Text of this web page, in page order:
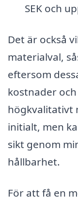
SEK och
Det är också
materialval,
eftersom
kostnader
högkvalitativt
initialt, men
sikt genom
hållbarhet.
För att få en